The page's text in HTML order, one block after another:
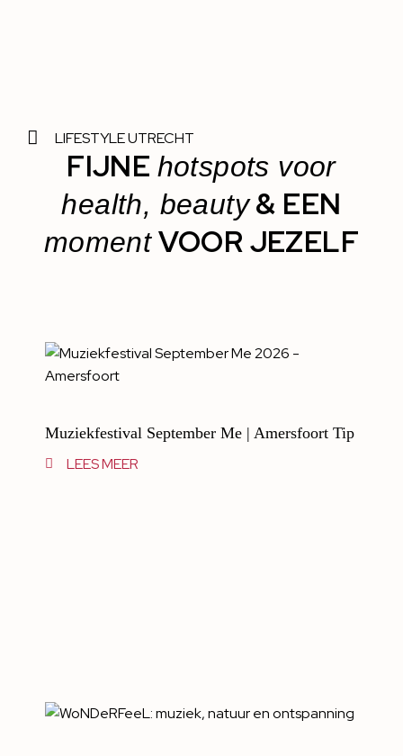
LIFESTYLE UTRECHT
FIJNE hotspots voor
health, beauty& EEN
momentVOOR JEZELF
Muziekfestival September Me | Amersfoort Tip
LEES MEER